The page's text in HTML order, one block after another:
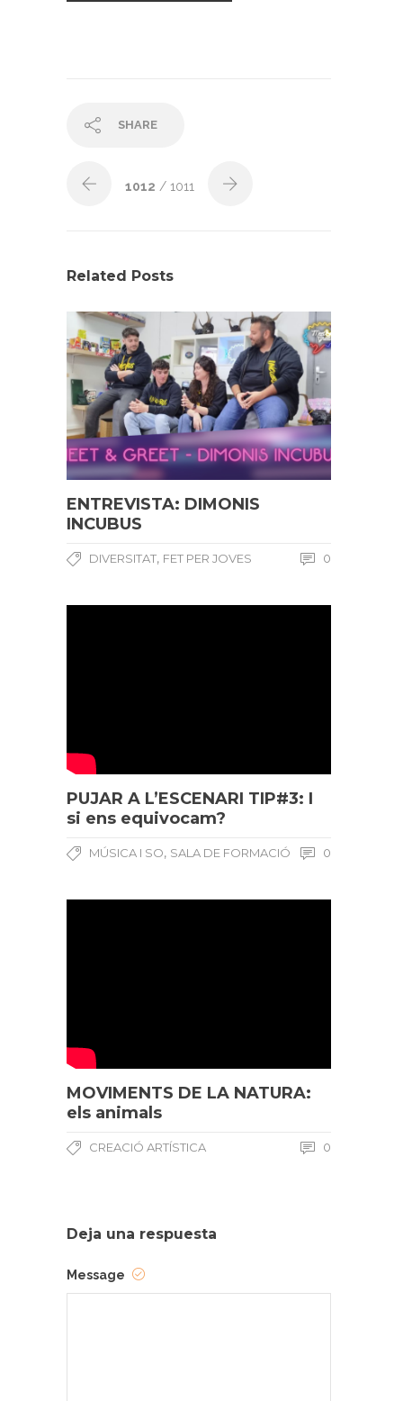
SHARE
1012 / 1011
Related Posts
ENTREVISTA: DIMONIS
INCUBUS
DIVERSITAT, FET PER JOVES 0
PUJAR A L’ESCENARI TIP#3: I
si ens equivocam?
MÚSICA I SO, SALA DE FORMACIÓ 0
MOVIMENTS DE LA NATURA:
els animals
CREACIÓ ARTÍSTICA 0
Deja una respuesta
Message